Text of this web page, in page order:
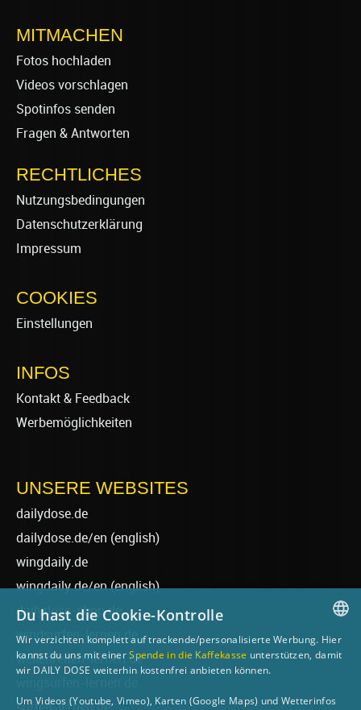
MITMACHEN
Fotos hochladen
Videos vorschlagen
Spotinfos senden
Fragen & Antworten
RECHTLICHES
Nutzungsbedingungen
Datenschutzerklärung
Impressum
COOKIES
Einstellungen
INFOS
Kontakt & Feedback
Werbemöglichkeiten
UNSERE WEBSITES
dailydose.de
dailydose.de/en (english)
wingdaily.de
wingdaily.de/en(english)
dailydose-shop.de
windsurfen-lernen.de
wellenreiten-lernen.de
GERMAN
Du hast die Cookie-Kontrolle
Wir verzichten komplett auf trackende/personalisierte Werbung. Hier
kannst du uns mit einerSpende in die Kaffekasse unterstützen, damit
wir DAILY DOSE weiterhin kostenfrei anbieten können.
Um Videos (Youtube, Vimeo), Karten (Google Maps) und Wetterinfos